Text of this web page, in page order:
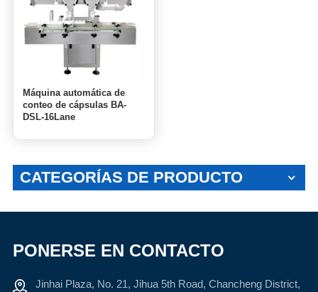
Máquina automática de
conteo de cápsulas BA-
DSL-16Lane
CATEGORÍAS DE PRODUCTO
PONERSE EN CONTACTO
Jinhai Plaza, No. 21, Jihua 5th Road, Chancheng District,